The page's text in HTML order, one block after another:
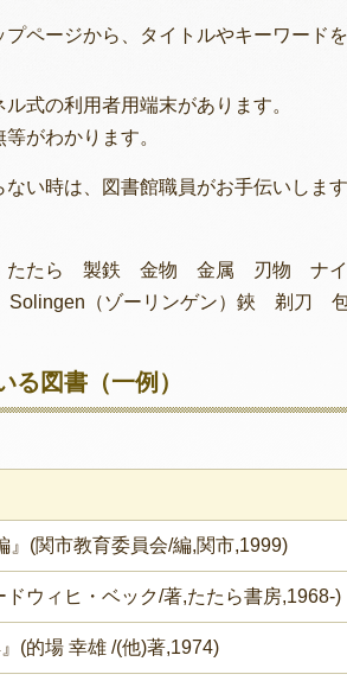
ページから、タイトルやキーワード
式の利用者用端末があります。
がわかります。
い時は、図書館職員がお手伝いしま
たら 製鉄 金物 金属 刃物 ナ
（ゾーリンゲン）鋏 剃刀
る図書（一例）
』(関市教育委員会/編,関市,1999)
ウィヒ・ベック/著,たたら書房,1968-)
(的場 幸雄 /(他)著,1974)